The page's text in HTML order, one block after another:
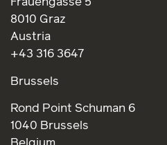
Frauengasse 5
8010 Graz
Austria
+43 316 3647
Brussels
Rond Point Schuman 6
1040 Brussels